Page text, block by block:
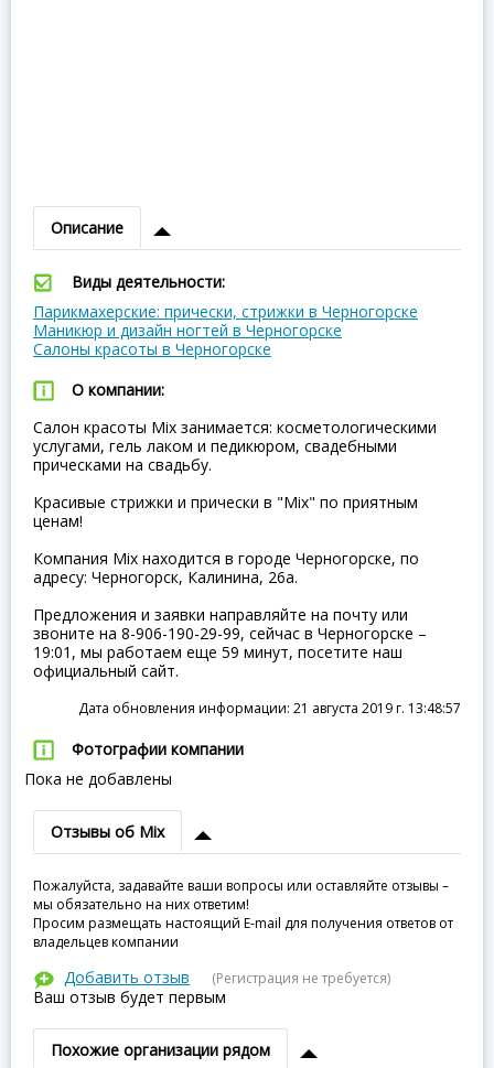
Описание
Виды деятельности:
Парикмахерские: прически, стрижки в Черногорске
Маникюр и дизайн ногтей в Черногорске
Салоны красоты в Черногорске
О компании:
Салон красоты Mix занимается: косметологическими
услугами, гель лаком и педикюром, свадебными
прическами на свадьбу.
Красивые стрижки и прически в "Mix" по приятным
ценам!
Компания Mix находится в городе Черногорске, по
адресу: Черногорск, Калинина, 26а.
Предложения и заявки направляйте на почту или
звоните на 8-906-190-29-99, сейчас в Черногорске –
19:01, мы работаем еще 59 минут, посетите наш
официальный сайт.
Дата обновления информации: 21 августа 2019 г. 13:48:57
Фотографии компании
Пока не добавлены
Отзывы об Mix
Пожалуйста, задавайте ваши вопросы или оставляйте отзывы –
мы обязательно на них ответим!
Просим размещать настоящий E-mail для получения ответов от
владельцев компании
Добавить отзыв (Регистрация не требуется)
Ваш отзыв будет первым
Похожие организации рядом